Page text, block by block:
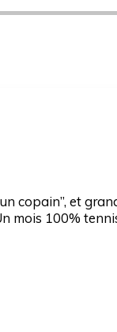
copain”, et
mois 100%